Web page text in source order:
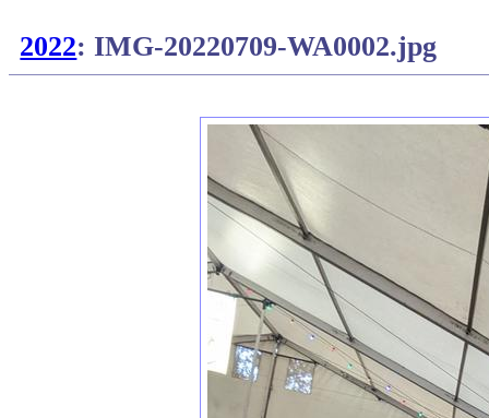
2022: IMG-20220709-WA0002.jpg